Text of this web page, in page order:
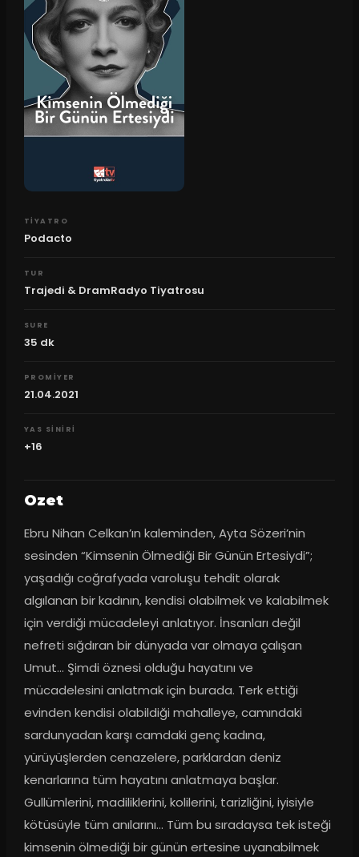
TIYATRO
Podacto
TUR
Trajedi & DramRadyo Tiyatrosu
SURE
35 dk
PROMIYER
21.04.2021
YAS SINIRI
+16
Ozet
Ebru Nihan Celkan’ın kaleminden, Ayta Sözeri’nin
sesinden “Kimsenin Ölmediği Bir Günün Ertesiydi”;
yaşadığı coğrafyada varoluşu tehdit olarak
algılanan bir kadının, kendisi olabilmek ve kalabilmek
için verdiği mücadeleyi anlatıyor. İnsanları değil
nefreti sığdıran bir dünyada var olmaya çalışan
Umut… Şimdi öznesi olduğu hayatını ve
mücadelesini anlatmak için burada. Terk ettiği
evinden kendisi olabildiği mahalleye, camındaki
sardunyadan karşı camdaki genç kadına,
yürüyüşlerden cenazelere, parklardan deniz
kenarlarına tüm hayatını anlatmaya başlar.
Gullümlerini, madiliklerini, kolilerini, tarizliğini, iyisiyle
kötüsüyle tüm anılarını… Tüm bu sıradaysa tek isteği
kimsenin ölmediği bir günün ertesine uyanabilmek